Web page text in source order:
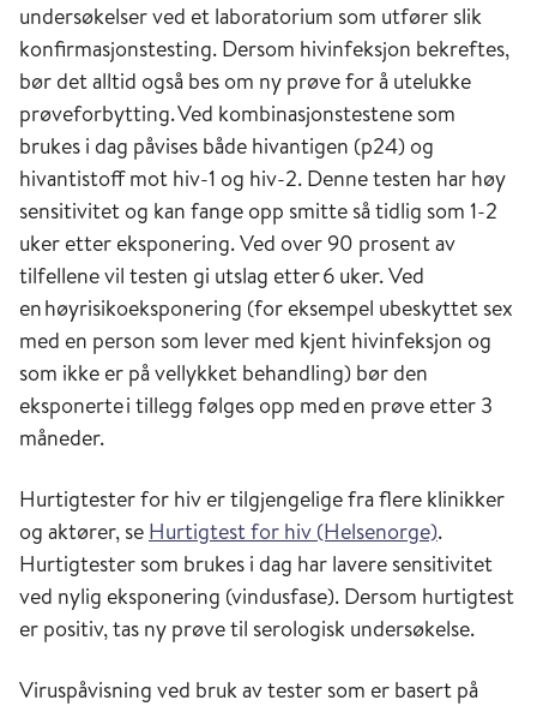
undersøkelser ved et laboratorium som utfører slik
konfirmasjonstesting. Dersom hivinfeksjon bekreftes,
bør det alltid også bes om ny prøve for å utelukke
prøveforbytting. Ved kombinasjonstestene som
brukes i dag påvises både hivantigen (p24) og
hivantistoff mot hiv-1 og hiv-2. Denne testen har høy
sensitivitet og kan fange opp smitte så tidlig som 1-2
uker etter eksponering. Ved over 90 prosent av
tilfellene vil testen gi utslag etter 6 uker. Ved
en høyrisikoeksponering (for eksempel ubeskyttet sex
med en person som lever med kjent hivinfeksjon og
som ikke er på vellykket behandling) bør den
eksponerte i tillegg følges opp med en prøve etter 3
måneder.
Hurtigtester for hiv er tilgjengelige fra flere klinikker
og aktører, se Hurtigtest for hiv (Helsenorge).
Hurtigtester som brukes i dag har lavere sensitivitet
ved nylig eksponering (vindusfase). Dersom hurtigtest
er positiv, tas ny prøve til serologisk undersøkelse.
Viruspåvisning ved bruk av tester som er basert på